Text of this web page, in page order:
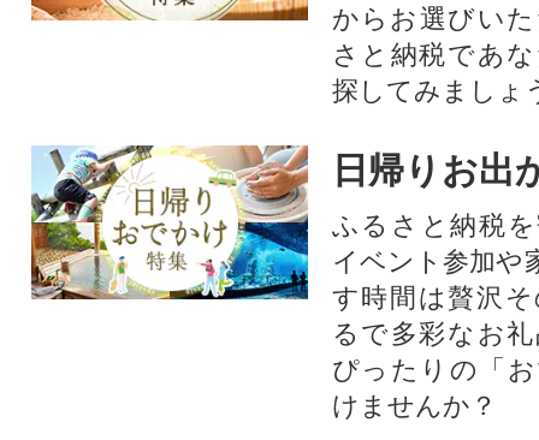
からお選びい
さと納税であ
探してみましょ
日帰りお出
ふるさと納税
イベント参加や
す時間は贅沢
るで多彩なお
ぴったりの「
けませんか？